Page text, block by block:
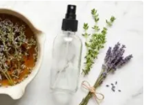
tsia/files/2014/12/TSIA-72-